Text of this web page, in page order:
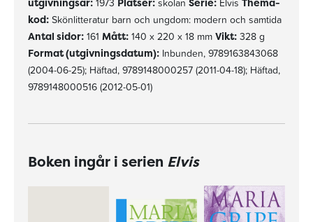
1973 skolan Elvis
kod: Skönlitteratur barn och ungdom: modern och samtida
Antal sidor: 161 Mått: 140 x 220 x 18 mm Vikt: 328 g
Format (utgivningsdatum): Inbunden, 9789163843068
(2004-06-25); Häftad, 9789148000257 (2011-04-18); Häftad,
9789148000516 (2012-05-01)
Boken ingår i serien Elvis